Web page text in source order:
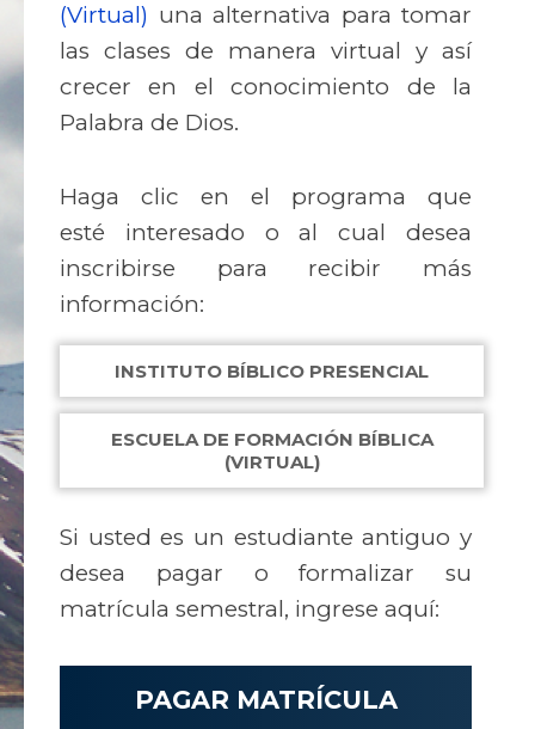
(Virtual) una alternativa para tomar
las clases de manera virtual y así
crecer en el conocimiento de la
Palabra de Dios.
Haga clic en el programa que
esté interesado o al cual desea
inscribirse para recibir más
información:
INSTITUTO BÍBLICO PRESENCIAL
ESCUELA DE FORMACIÓN BÍBLICA
(VIRTUAL)
Si usted es un estudiante antiguo y
desea pagar o formalizar su
matrícula semestral, ingrese aquí:
PAGAR MATRÍCULA